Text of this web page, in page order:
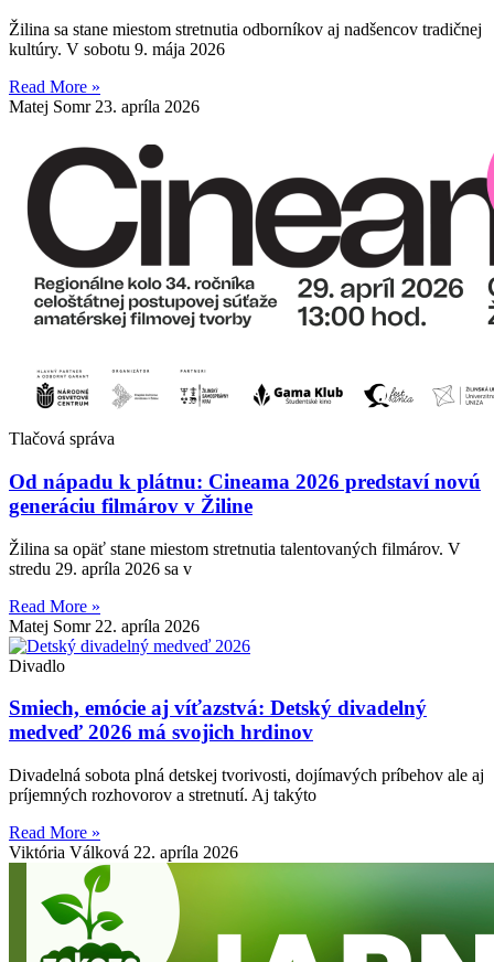
Žilina sa stane miestom stretnutia odborníkov aj nadšencov tradičnej
kultúry. V sobotu 9. mája 2026
Read More »
Matej Somr 23. apríla 2026
Tlačová správa
Od nápadu k plátnu: Cineama 2026 predstaví novú
generáciu filmárov v Žiline
Žilina sa opäť stane miestom stretnutia talentovaných filmárov. V
stredu 29. apríla 2026 sa v
Read More »
Matej Somr 22. apríla 2026
Divadlo
Smiech, emócie aj víťazstvá: Detský divadelný
medveď 2026 má svojich hrdinov
Divadelná sobota plná detskej tvorivosti, dojímavých príbehov ale aj
príjemných rozhovorov a stretnutí. Aj takýto
Read More »
Viktória Válková 22. apríla 2026